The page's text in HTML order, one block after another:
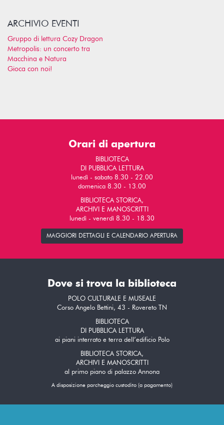
ARCHIVIO EVENTI
Gruppo di lettura Cozy Dragon
Metropolis: un concerto tra
Macchina e Natura
Gioca con noi!
Orari di apertura
BIBLIOTECA
DI PUBBLICA LETTURA
lunedì - sabato 8.30 - 22.00
domenica 8.30 - 13.00
BIBLIOTECA STORICA,
ARCHIVI E MANOSCRITTI
lunedì - venerdì 8.30 - 18.30
MAGGIORI DETTAGLI E CALENDARIO APERTURA
Dove si trova la biblioteca
POLO CULTURALE E MUSEALE
Corso Angelo Bettini, 43 - Rovereto TN
BIBLIOTECA
DI PUBBLICA LETTURA
ai piani interrato e terra dell’edificio Polo
BIBLIOTECA STORICA,
ARCHIVI E MANOSCRITTI
al primo piano di palazzo Annona
A disposizione parcheggio custodito (a pagamento)